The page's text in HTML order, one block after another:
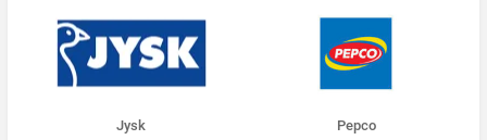
Jysk Pepco